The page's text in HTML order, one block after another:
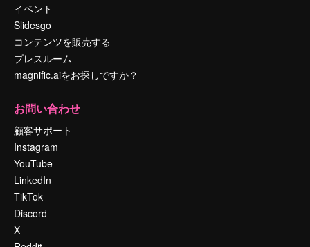
イベント
Slidesgo
コンテンツを販売する
プレスルーム
magnific.aiをお探しですか？
お問い合わせ
顧客サポート
Instagram
YouTube
LinkedIn
TikTok
Discord
X